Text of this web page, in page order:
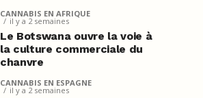
CANNABIS EN AFRIQUE
il y a 2 semaines
Le Botswana ouvre la voie à
la culture commerciale du
chanvre
CANNABIS EN ESPAGNE
il y a 2 semaines